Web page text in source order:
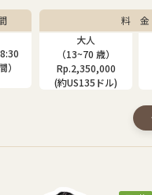
）
料 金
大人
（13~70 歳）
Rp.2,350,000
(約US135ドル)